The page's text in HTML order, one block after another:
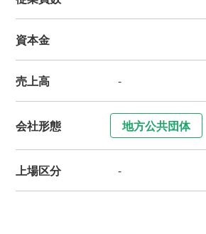
資本金
売上高 -
会社形態 地方公共団体
上場区分 -